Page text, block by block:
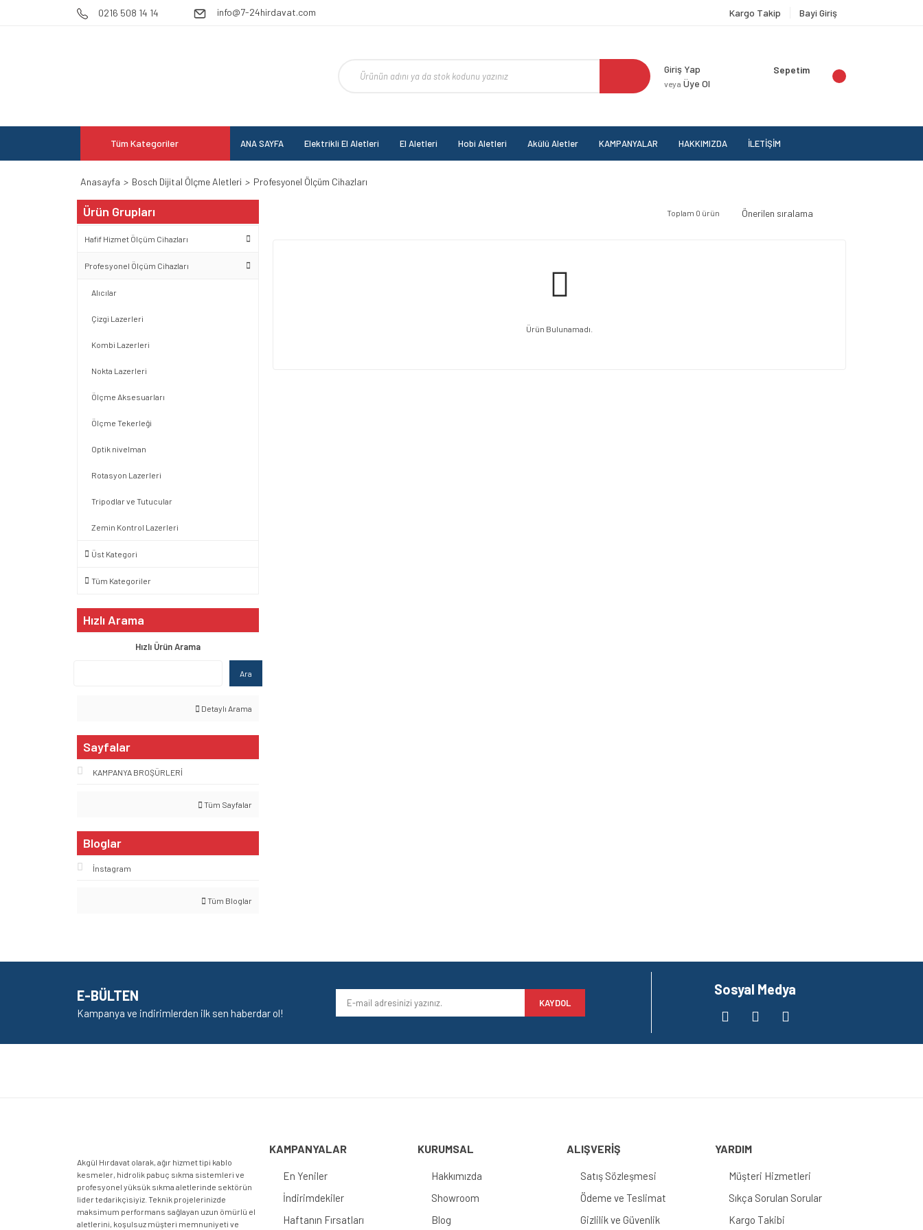
0216 508 14 14 info@7-24hirdavat.com Kargo Takip Bayi Giriş
Giriş Yap
veya Üye Ol
Sepetim
Tüm Kategoriler ANA SAYFA Elektrikli El Aletleri El Aletleri Hobi Aletleri Akülü Aletler KAMPANYALAR HAKKIMIZDA İLETİŞİM
Anasayfa Bosch Dijital Ölçme Aletleri Profesyonel Ölçüm Cihazları
Ürün Grupları
Hafif Hizmet Ölçüm Cihazları
Profesyonel Ölçüm Cihazları
Alıcılar
Çizgi Lazerleri
Kombi Lazerleri
Nokta Lazerleri
Ölçme Aksesuarları
Ölçme Tekerleği
Optik nivelman
Rotasyon Lazerleri
Tripodlar ve Tutucular
Zemin Kontrol Lazerleri
Üst Kategori
Tüm Kategoriler
Hızlı Arama
Hızlı Ürün Arama
Ara
Detaylı Arama
Sayfalar
KAMPANYA BROŞÜRLERİ
Tüm Sayfalar
Bloglar
İnstagram
Tüm Bloglar
Toplam 0 ürün
Ürün Bulunamadı.
E-BÜLTEN
Kampanya ve indirimlerden ilk sen haberdar ol!
KAYDOL
Sosyal Medya
Akgül Hırdavat olarak, ağır hizmet tipi kablo
kesmeler, hidrolik pabuç sıkma sistemleri ve
profesyonel yüksük sıkma aletlerinde sektörün
lider tedarikçisiyiz. Teknik projelerinizde
maksimum performans sağlayan uzun ömürlü el
aletlerini, koşulsuz müşteri memnuniyeti ve
KAMPANYALAR
En Yeniler
İndirimdekiler
Haftanın Fırsatları
KURUMSAL
Hakkımızda
Showroom
Blog
ALIŞVERİŞ
Satış Sözleşmesi
Ödeme ve Teslimat
Gizlilik ve Güvenlik
YARDIM
Müşteri Hizmetleri
Sıkça Sorulan Sorular
Kargo Takibi